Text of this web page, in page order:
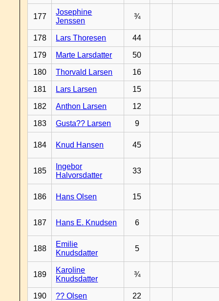
177
Josephine
Jenssen
¾
178 Lars Thoresen 44
179 Marte Larsdatter 50
180 Thorvald Larsen 16
181 Lars Larsen 15
182 Anthon Larsen 12
183 Gusta?? Larsen 9
184 Knud Hansen 45
185
Ingebor
Halvorsdatter
33
186 Hans Olsen 15
187 Hans E. Knudsen 6
188
Emilie
Knudsdatter
5
189
Karoline
Knudsdatter
¾
190 ?? Olsen 22